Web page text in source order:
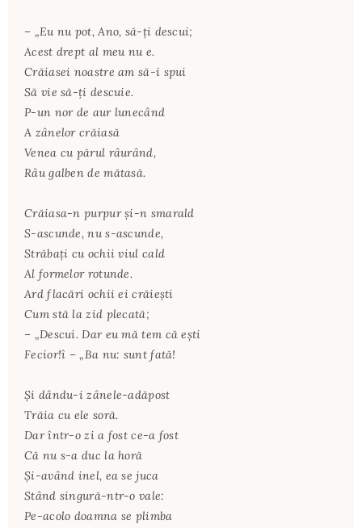
– „Eu nu pot, Ano, să-ţi descui;
Acest drept al meu nu e.
Crăiasei noastre am să-i spui
Să vie să-ţi descuie.
P-un nor de aur lunecând
A zânelor crăiasă
Venea cu părul râurând,
Râu galben de mătasă.
Crăiasa-n purpur şi-n smarald
S-ascunde, nu s-ascunde,
Străbaţi cu ochii viul cald
Al formelor rotunde.
Ard flacări ochii ei crăieşti
Cum stă la zid plecată;
– „Descui. Dar eu mă tem că eşti
Fecior!î – „Ba nu: sunt fată!
Şi dându-i zânele-adăpost
Trăia cu ele soră.
Dar într-o zi a fost ce-a fost
Că nu s-a duc la horă
Şi-având inel, ea se juca
Stând singură-ntr-o vale:
Pe-acolo doamna se plimba